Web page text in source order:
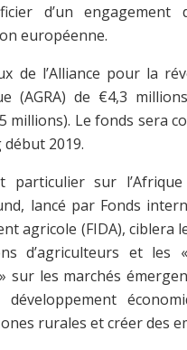
d’un engagement
européenne.
de l’Alliance pour la
(AGRA) de €4,3
millions). Le fonds sera
2019.
particulier sur
lancé par Fonds
agricole (FIDA), ciblera
d’agriculteurs et les
sur les marchés
rurales et créer des